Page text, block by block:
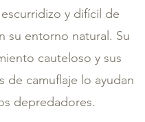
y difícil de
su entorno natural. Su
cauteloso y sus
de camuflaje lo ayudan
depredadores.